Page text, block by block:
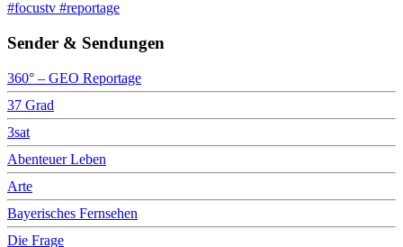
#focustv #reportage
Sender & Sendungen
360° – GEO Reportage
37 Grad
3sat
Abenteuer Leben
Arte
Bayerisches Fernsehen
Die Frage